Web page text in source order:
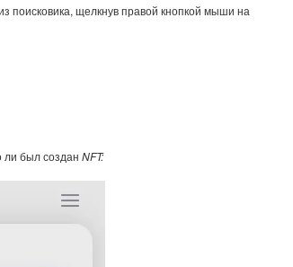
поисковика, щелкнув правой кнопкой мыши на
ли был создан NFT: